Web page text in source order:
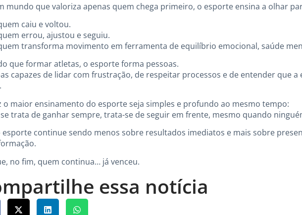
mundo que valoriza apenas quem chega primeiro, o esporte ensina a olhar
caiu e voltou.
errou, ajustou e seguiu.
transforma movimento em ferramenta de equilíbrio emocional, saúde
que formar atletas, o esporte forma pessoas.
capazes de lidar com frustração, de respeitar processos e de entender que
o maior ensinamento do esporte seja simples e profundo ao mesmo tempo:
se trata de ganhar sempre, trata-se de seguir em frente, mesmo quando
esporte continue sendo menos sobre resultados imediatos e mais sobre
no fim, quem continua… já venceu.
essa notícia